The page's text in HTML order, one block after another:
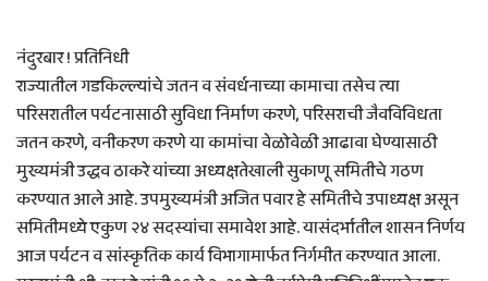
नंदुरबार ! प्रतिनिधी
राज्यातील गडकिल्ल्यांचे जतन व संवर्धनाच्या कामाचा तसेच त्या
परिसरातील पर्यटनासाठी सुविधा निर्माण करणे, परिसराची जैवविविधता
जतन करणे, वनीकरण करणे या कामांचा वेळोवेळी आढावा घेण्यासाठी
मुख्यमंत्री उद्धव ठाकरे यांच्या अध्यक्षतेखाली सुकाणू समितीचे गठण
करण्यात आले आहे. उपमुख्यमंत्री अजित पवार हे समितीचे उपाध्यक्ष असून
समितीमध्ये एकुण २४ सदस्यांचा समावेश आहे. यासंदर्भातील शासन निर्णय
आज पर्यटन व सांस्कृतिक कार्य विभागामार्फत निर्गमीत करण्यात आला.